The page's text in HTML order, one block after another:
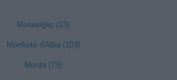
Monesiglio (13)
Monforte d'Alba (103)
Montà (73)